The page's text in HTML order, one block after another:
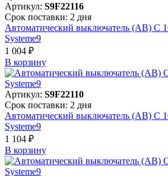
Артикул: S9F22116
Срок поставки: 2 дня
Автоматический выключатель (АВ) C
Systeme9
1 004 ₽
В корзинy
Артикул: S9F22110
Срок поставки: 2 дня
Автоматический выключатель (АВ) C
Systeme9
1 104 ₽
В корзинy